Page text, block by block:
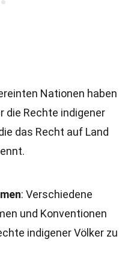
Nationen haben
die Rechte indigener
das Recht auf Land
: Verschiedene
und Konventionen
indigener Völker zu